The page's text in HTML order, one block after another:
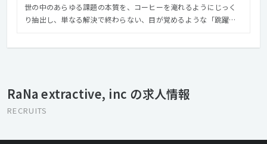
世の中のあらゆる課題の本質を、コーヒーを淹れるようにじっく
り抽出し、単なる解決で終わらない、目が覚めるような「跳躍」
RaNa extractive, inc の求人情報
RECRUITS